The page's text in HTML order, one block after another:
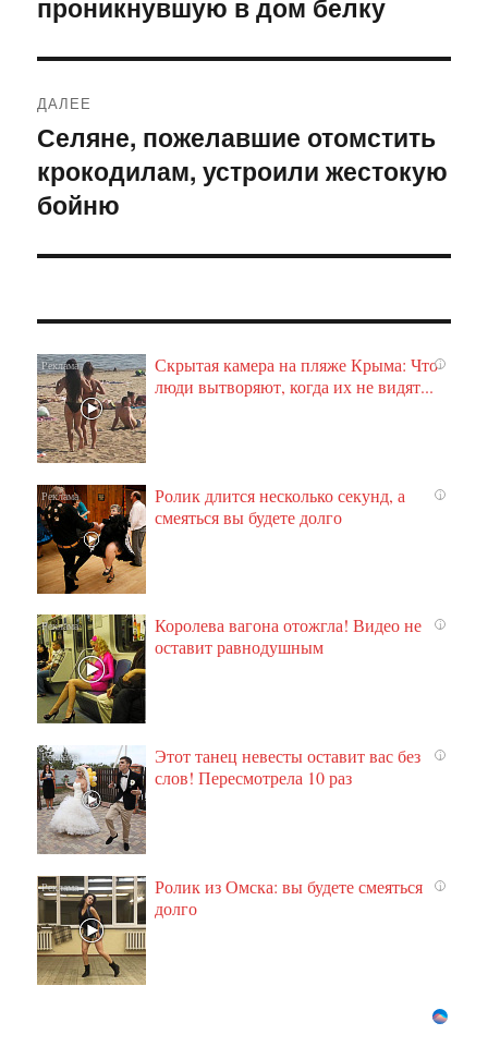
записям
ДАЛЕЕ
Следующая
запись:
Селяне, пожелавшие отомстить
крокодилам, устроили жестокую
бойню
i
Скрытая камера на пляже Крыма: Что
люди вытворяют, когда их не видят...
i
Ролик длится несколько секунд, а
смеяться вы будете долго
i
Королева вагона отожгла! Видео не
оставит равнодушным
i
Этот танец невесты оставит вас без
слов! Пересмотрела 10 раз
i
Ролик из Омска: вы будете смеяться
долго